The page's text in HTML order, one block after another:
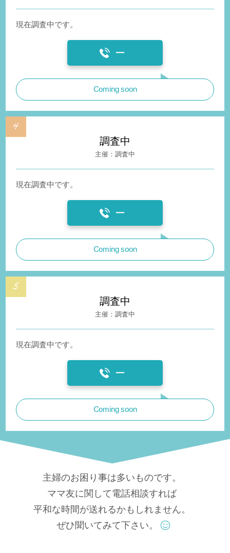
現在調査中です。
ー
Coming soon
調査中
調査中
現在調査中です。
ー
Coming soon
調査中
調査中
現在調査中です。
ー
Coming soon
主婦のお困り事は多いものです。
ママ友に関して電話相談すれば
平和な時間が送れるかもしれません。
ぜひ聞いてみて下さい。